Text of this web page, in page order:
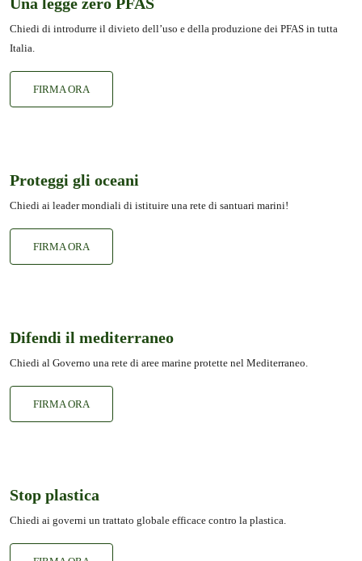
Chiedi di introdurre il divieto dell’uso e della produzione dei PFAS in tutta
Italia.
FIRMA ORA
Proteggi gli oceani
Chiedi ai leader mondiali di istituire una rete di santuari marini!
FIRMA ORA
Difendi il mediterraneo
Chiedi al Governo una rete di aree marine protette nel Mediterraneo.
FIRMA ORA
Stop plastica
Chiedi ai governi un trattato globale efficace contro la plastica.